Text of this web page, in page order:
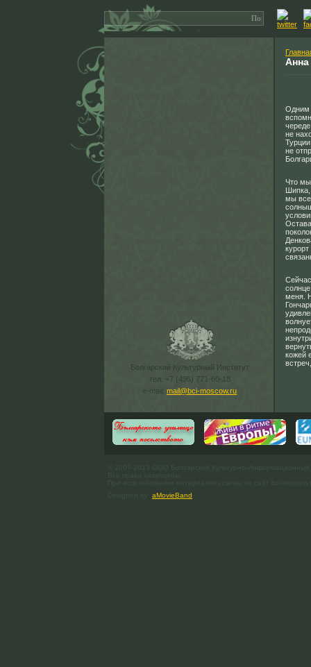
Болгарский Культурный Институт
тел. +7 (495) 771-60-18
e-mail: mail@bci-moscow.ru
Анна
Одним
не
не
Что мы
Шипка,
мы
меня.
кожей
aMovieBand